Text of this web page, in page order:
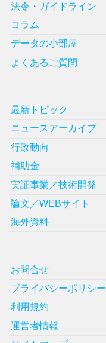
法令・ガイドライン
コラム
データの小部屋
よくあるご質問
最新トピック
ニュースアーカイブ
行政動向
補助金
実証事業／技術開発
論文／WEBサイト
海外資料
お問合せ
プライバシーポリシー
利用規約
運営者情報